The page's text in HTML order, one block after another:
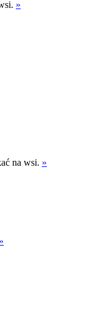
»
na wsi. »
»